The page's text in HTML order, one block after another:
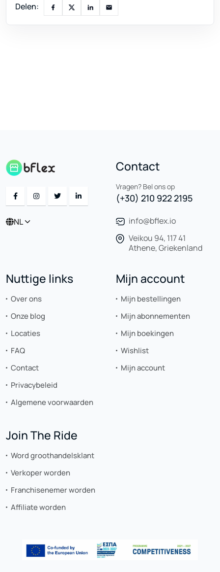
Delen:
NL
Contact
Vragen? Bel ons op
(+30) 210 922 2195
info@bflex.io
Veikou 94, 117 41
Athene, Griekenland
Nuttige links
Over ons
Onze blog
Locaties
FAQ
Contact
Privacybeleid
Algemene voorwaarden
Mijn account
Mijn bestellingen
Mijn abonnementen
Mijn boekingen
Wishlist
Mijn account
Join The Ride
Word groothandelsklant
Verkoper worden
Franchisenemer worden
Affiliate worden